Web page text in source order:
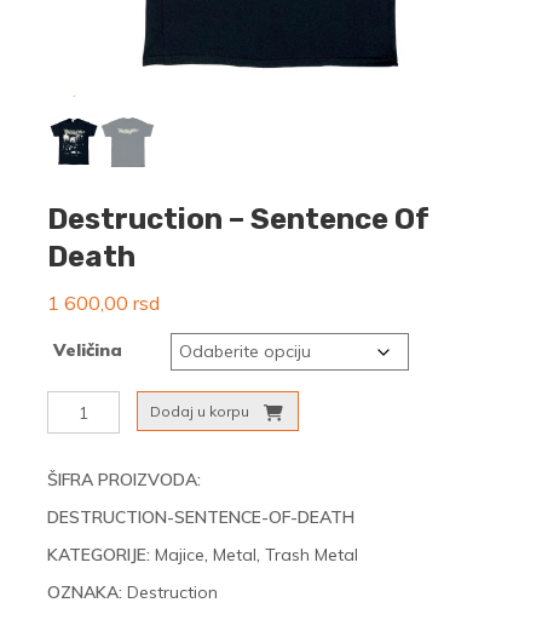
Destruction – Sentence Of
Death
1 600,00 rsd
Veličina
Destruction
-
Of
količina
Dodaj u korpu
ŠIFRA PROIZVODA:
DESTRUCTION-SENTENCE-OF-DEATH
KATEGORIJE: Majice, Metal, Trash Metal
OZNAKA: Destruction